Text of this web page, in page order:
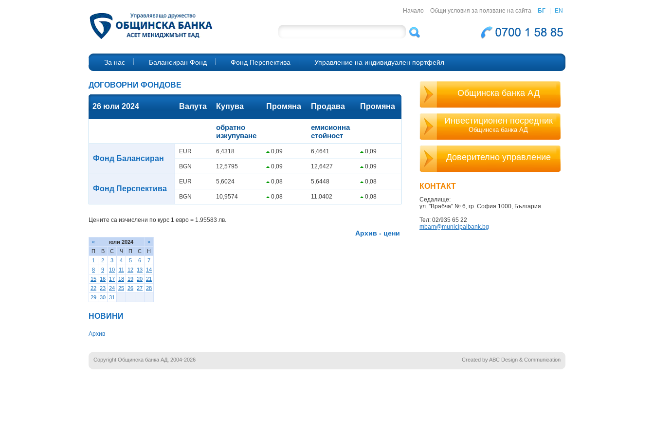
Начало Общи условия за ползване на сайта БГ EN
За нас Балансиран Фонд Фонд Перспектива Управление на индивидуален портфейл
ДОГОВОРНИ ФОНДОВЕ
26 юли 2024 Валута Купува Промяна Продава Промяна
обратно
изкупуване
емисионна
стойност
Фонд Балансиран
EUR 6,4318 0,09 6,4641 0,09
BGN 12,5795 0,09 12,6427 0,09
Фонд Перспектива
EUR 5,6024 0,08 5,6448 0,08
BGN 10,9574 0,08 11,0402 0,08
Цените са изчислени по курс 1 евро = 1.95583 лв.
Архив - цени
« юли 2024
»
П
В С Ч П С
Н
1
2 3 4 5 6
7
8
9 10 11 12 13
14
15
16 17 18 19 20 21
22 23 24 25 26 27 28
29 30 31
НОВИНИ
Архив
Общинска банка АД
Инвестиционен посредник
Общинска банка АД
Доверително управление
КОНТАКТ
Седалище:
ул. "Врабча" № 6, гр. София 1000, България
Тел: 02/935 65 22
mbam@municipalbank.bg
Copyright Общинска банка АД, 2004-2026 Created by ABC Design & Communication